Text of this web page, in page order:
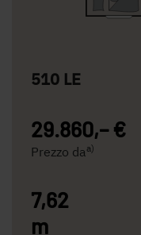
510 LE
29.860,– €
Prezzo da a)
7,62
m